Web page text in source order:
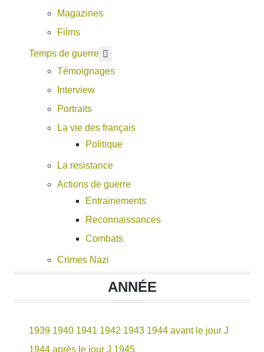
Magazines
Films
Temps de guerre
Témoignages
Interview
Portraits
La vie des français
Politique
La resistance
Actions de guerre
Entrainements
Reconnaissances
Combats
Crimes Nazi
ANNÉE
1939 1940 1941 1942 1943 1944 avant le jour J
1944 après le jour J 1945